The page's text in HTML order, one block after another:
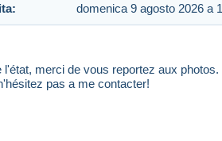
domenica 9 agosto 2026 a
l'état, merci de vous reportez aux photos.
pas a me contacter!